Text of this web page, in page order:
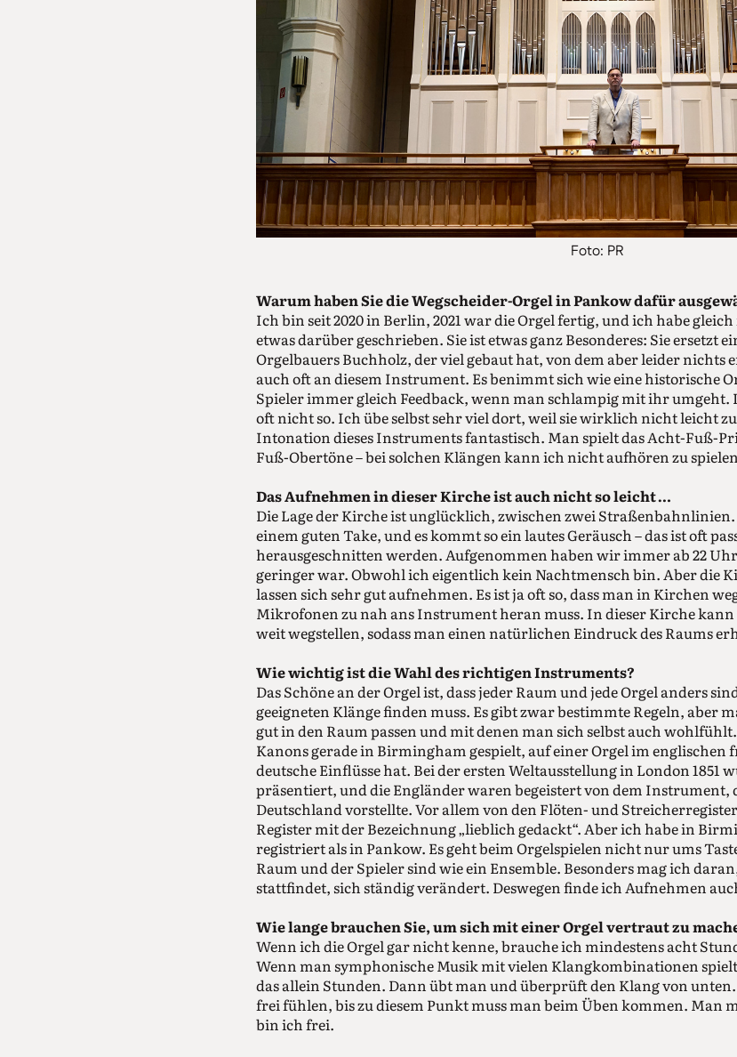
Foto: PR
Warum haben Sie die Wegscheider-Orgel in Pankow dafür
Ich bin seit 2020 in Berlin, 2021 war die Orgel fertig, und ich habe
etwas darüber geschrieben. Sie ist etwas ganz Besonderes: Sie ersetzt
Orgelbauers Buchholz, der viel gebaut hat, von dem aber leider
auch oft an diesem Instrument. Es benimmt sich wie eine historische
Spieler immer gleich Feedback, wenn man schlampig mit ihr umgeht.
oft nicht so. Ich übe selbst sehr viel dort, weil sie wirklich nicht leicht
Intonation dieses Instruments fantastisch. Man spielt das Acht-Fuß-
Fuß-Obertöne – bei solchen Klängen kann ich nicht aufhören zu
Das Aufnehmen in dieser Kirche ist auch nicht so leicht …
Die Lage der Kirche ist unglücklich, zwischen zwei
einem guten Take, und es kommt so ein lautes Geräusch – das ist oft
herausgeschnitten werden. Aufgenommen haben wir immer ab 22
geringer war. Obwohl ich eigentlich kein Nachtmensch bin. Aber die
lassen sich sehr gut aufnehmen. Es ist ja oft so, dass man in Kirchen
Mikrofonen zu nah ans Ins­trument heran muss. In dieser Kirche
weit wegstellen, sodass man einen natürlichen Eindruck des Raums
Wie wichtig ist die Wahl des richtigen Instruments?
Das Schöne an der Orgel ist, dass jeder Raum und jede Orgel anders
geeigneten Klänge finden muss. Es gibt zwar bestimmte Regeln, aber
gut in den Raum passen und mit denen man sich selbst auch
Kanons gerade in Birmingham gespielt, auf einer Orgel im
deutsche Einflüsse hat. Bei der ersten Weltausstellung in London 1851
präsentiert, und die Engländer waren begeistert von dem Instrument,
Deutschland vorstellte. Vor allem von den Flöten- und
Register mit der Bezeichnung „lieblich gedackt“. Aber ich habe in
registriert als in Pankow. Es geht beim Orgelspielen nicht nur ums
Raum und der Spieler sind wie ein Ensemble. Besonders mag ich
stattfindet, sich ständig verändert. Deswegen finde ich Aufnehmen
Wie lange brauchen Sie, um sich mit einer Orgel vertraut zu
Wenn ich die Orgel gar nicht kenne, brauche ich mindestens acht
Wenn man symphonische Musik mit vielen Klangkombinationen
das allein Stunden. Dann übt man und überprüft den Klang von
frei fühlen, bis zu diesem Punkt muss man beim Üben kommen. Man
bin ich frei.